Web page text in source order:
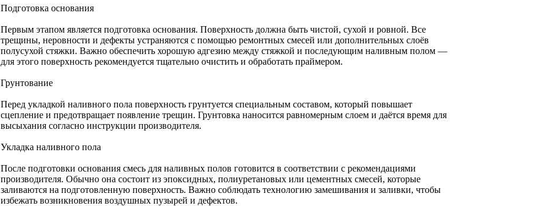
Подготовка основания
Первым этапом является подготовка основания. Поверхность должна быть чистой, сухой и ровной. Все
трещины, неровности и дефекты устраняются с помощью ремонтных смесей или дополнительных слоёв
полусухой стяжки. Важно обеспечить хорошую адгезию между стяжкой и последующим наливным полом —
для этого поверхность рекомендуется тщательно очистить и обработать праймером.
Грунтование
Перед укладкой наливного пола поверхность грунтуется специальным составом, который повышает
сцепление и предотвращает появление трещин. Грунтовка наносится равномерным слоем и даётся время для
высыхания согласно инструкции производителя.
Укладка наливного пола
После подготовки основания смесь для наливных полов готовится в соответствии с рекомендациями
производителя. Обычно она состоит из эпоксидных, полиуретановых или цементных смесей, которые
заливаются на подготовленную поверхность. Важно соблюдать технологию замешивания и заливки, чтобы
избежать возникновения воздушных пузырей и дефектов.